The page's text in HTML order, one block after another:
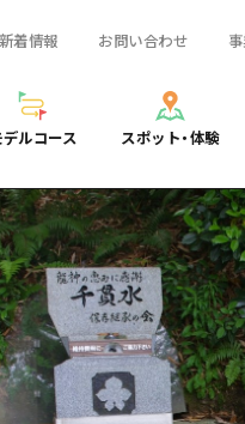
新着情報 お問い合わせ
学び・体験
定番
歴史・文化
癒し
自然
デルコース
広島市周辺
安芸
備後
備北
芸北
スポット・体験
スポット・体験一覧
広島おもてなしパス
HIROSHIMA FREE
観光案内所
広島県を訪れる外国
ボランティアガイド
半日
2泊3日
備後
芸北
宮島周辺
山口県東部
愛媛県
島根県
広島県の魅
よくあるご質
フォトダウ
関連リンク